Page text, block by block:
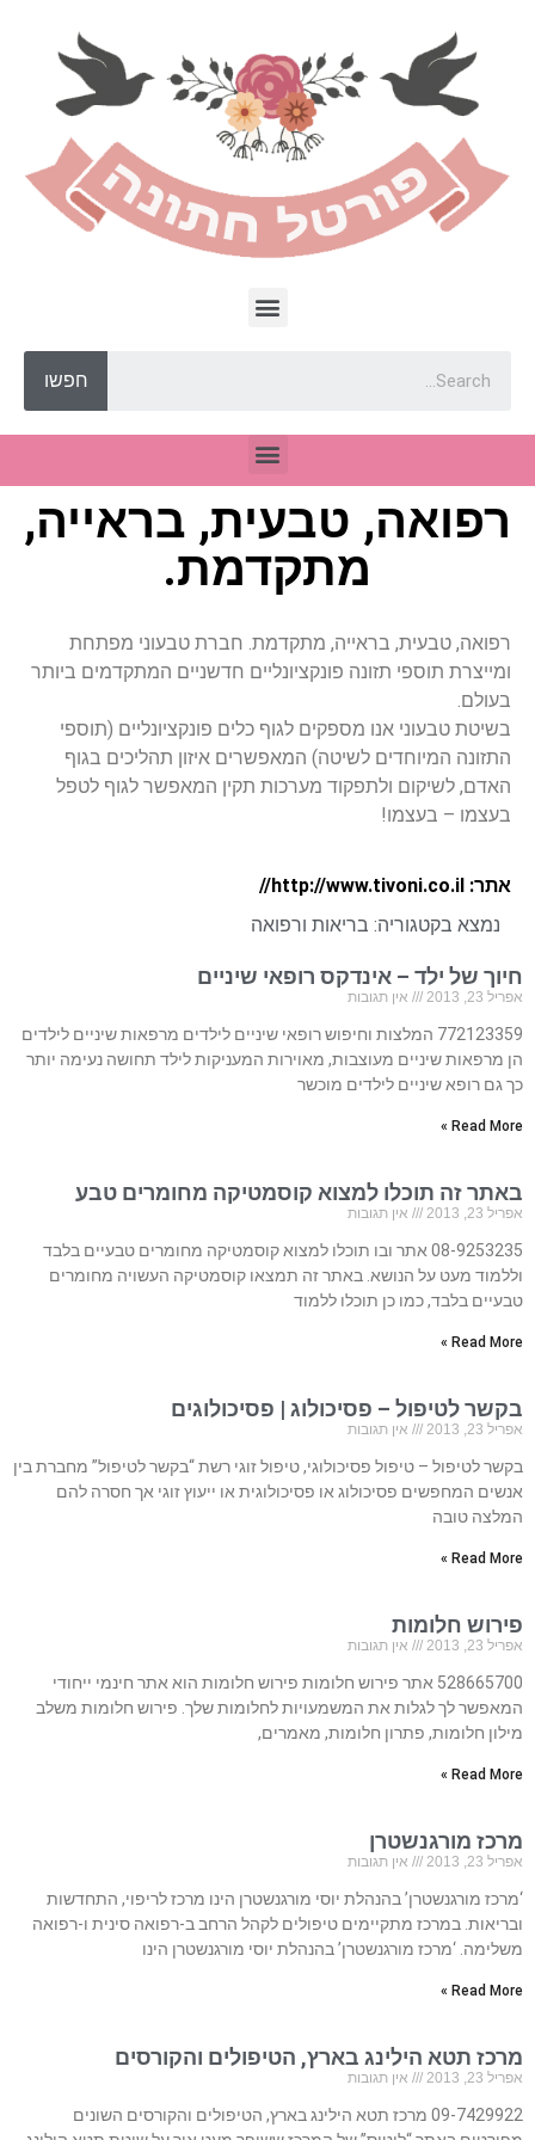
חפשו
רפואה, טבעית, בראייה,
מתקדמת.
רפואה, טבעית, בראייה, מתקדמת. חברת טבעוני מפתחת
ומייצרת תוספי תזונה פונקציונליים חדשניים המתקדמים ביותר
בעולם.
בשיטת טבעוני אנו מספקים לגוף כלים פונקציונליים (תוספי
התזונה המיוחדים לשיטה) המאפשרים איזון תהליכים בגוף
האדם, לשיקום ולתפקוד מערכות תקין המאפשר לגוף לטפל
בעצמו – בעצמו!
אתר: http://www.tivoni.co.il//
נמצא בקטגוריה: בריאות ורפואה
חיוך של ילד – אינדקס רופאי שיניים
אפריל 23, 2013 אין תגובות
772123359 המלצות וחיפוש רופאי שיניים לילדים מרפאות שיניים לילדים
הן מרפאות שיניים מעוצבות, מאוירות המעניקות לילד תחושה נעימה יותר
כך גם רופא שיניים לילדים מוכשר
Read More »
באתר זה תוכלו למצוא קוסמטיקה מחומרים טבע
אפריל 23, 2013 אין תגובות
08-9253235 אתר ובו תוכלו למצוא קוסמטיקה מחומרים טבעיים בלבד
וללמוד מעט על הנושא. באתר זה תמצאו קוסמטיקה העשויה מחומרים
טבעיים בלבד, כמו כן תוכלו ללמוד
Read More »
בקשר לטיפול – פסיכולוג | פסיכולוגים
אפריל 23, 2013 אין תגובות
בקשר לטיפול – טיפול פסיכולוגי, טיפול זוגי רשת “בקשר לטיפול” מחברת בין
אנשים המחפשים פסיכולוג או פסיכולוגית או ייעוץ זוגי אך חסרה להם
המלצה טובה
Read More »
פירוש חלומות
אפריל 23, 2013 אין תגובות
528665700 אתר פירוש חלומות פירוש חלומות הוא אתר חינמי ייחודי
המאפשר לך לגלות את המשמעויות לחלומות שלך. פירוש חלומות משלב
מילון חלומות, פתרון חלומות, מאמרים,
Read More »
מרכז מורגנשטרן
אפריל 23, 2013 אין תגובות
‘מרכז מורגנשטרן’ בהנהלת יוסי מורגנשטרן הינו מרכז לריפוי, התחדשות
ובריאות. במרכז מתקיימים טיפולים לקהל הרחב ב-רפואה סינית ו-רפואה
משלימה. ‘מרכז מורגנשטרן’ בהנהלת יוסי מורגנשטרן הינו
Read More »
מרכז תטא הילינג בארץ, הטיפולים והקורסים
אפריל 23, 2013 אין תגובות
09-7429922 מרכז תטא הילינג בארץ, הטיפולים והקורסים השונים